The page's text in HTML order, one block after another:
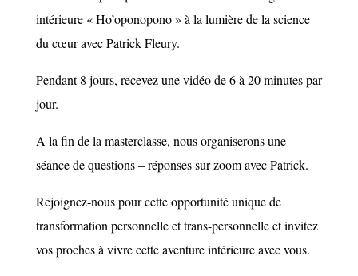
intérieure « Ho’oponopono » à la lumière de la science
du cœur avec Patrick Fleury.
Pendant 8 jours, recevez une vidéo de 6 à 20 minutes par
jour.
A la fin de la masterclasse, nous organiserons une
séance de questions – réponses sur zoom avec Patrick.
Rejoignez-nous pour cette opportunité unique de
transformation personnelle et trans-personnelle et invitez
vos proches à vivre cette aventure intérieure avec vous.